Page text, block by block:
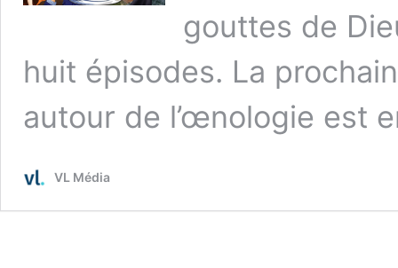
gouttes de
huit épisodes. La
autour de l’œnologie est
VL Média